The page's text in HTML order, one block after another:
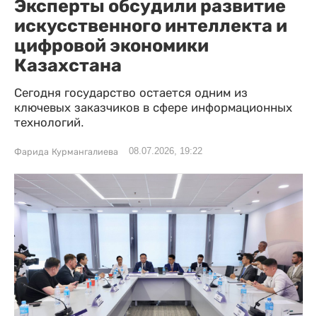
Эксперты обсудили развитие
искусственного интеллекта и
цифровой экономики
Казахстана
Сегодня государство остается одним из
ключевых заказчиков в сфере информационных
технологий.
Фарида Курмангалиева 08.07.2026, 19:22